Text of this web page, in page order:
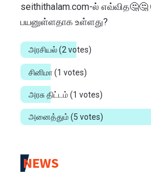
seithithalam.com-ல்
பயனுள்ளதாக உள்ளது?
அரசியல்(2 votes)
சினிமா(1 votes)
அரசு திட்டம்(1 votes)
அனைத்தும்(5 votes)
NEWS